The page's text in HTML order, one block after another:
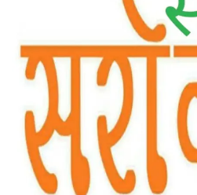
कारोबार सरोकार
साहित्य सरोकार
सेहत सरोकार
सामाजिक सरोकार